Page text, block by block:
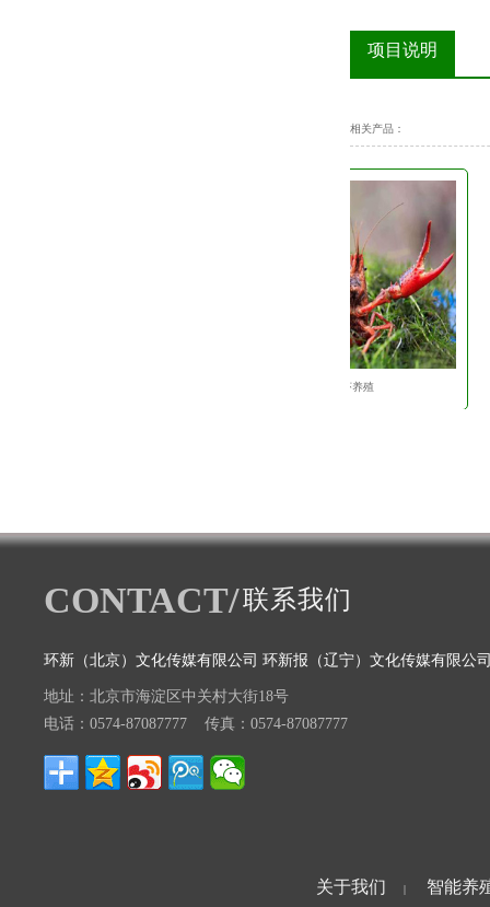
项目说明
相关产品：
CONTACT/联系我们
环新（北京）文化传媒有限公司 环新报（辽宁）文化传媒有限公
地址：北京市海淀区中关村大街18号
电话：0574-87087777 传真：0574-87087777
关于我们 | 智能养